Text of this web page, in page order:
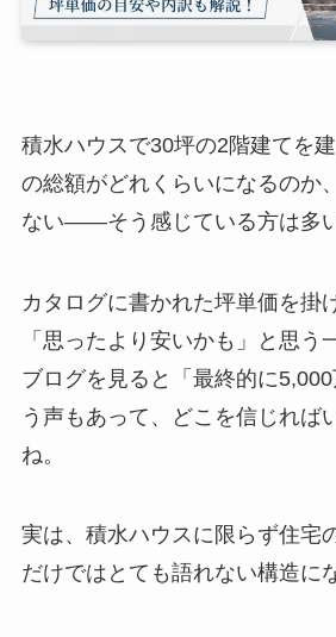
積水ハウスで30坪の2階建てを
の総額がどれくらいになるのか
ない——そう感じている方は多
カタログに書かれた坪単価を掛
「思ったより安いかも」と思う
ブログを見ると「最終的に
う声もあって、どこを信じれば
ね。
実は、積水ハウスに限らず住宅
だけではとても語れない構造に